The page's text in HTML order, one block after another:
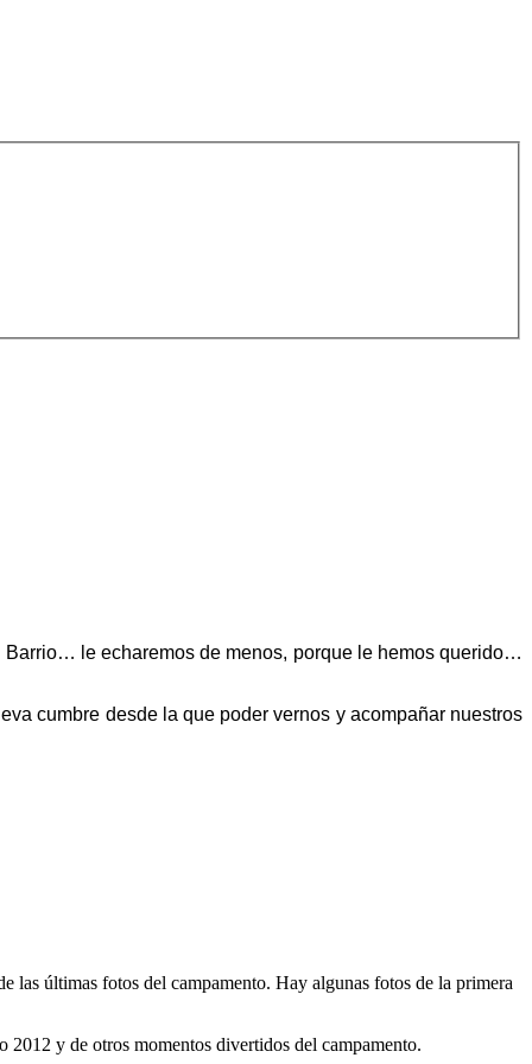
le echaremos de menos, porque le hemos querido…
cumbre desde la que poder vernos y acompañar nuestros
las últimas fotos del campamento. Hay algunas fotos de la primera
2012 y de otros momentos divertidos del campamento.